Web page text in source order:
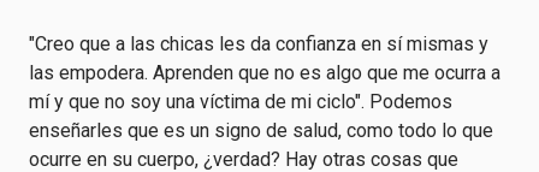
"Creo que a las chicas les da confianza en sí mismas y
las empodera. Aprenden que no es algo que me ocurra a
mí y que no soy una víctima de mi ciclo". Podemos
enseñarles que es un signo de salud, como todo lo que
ocurre en su cuerpo, ¿verdad? Hay otras cosas que